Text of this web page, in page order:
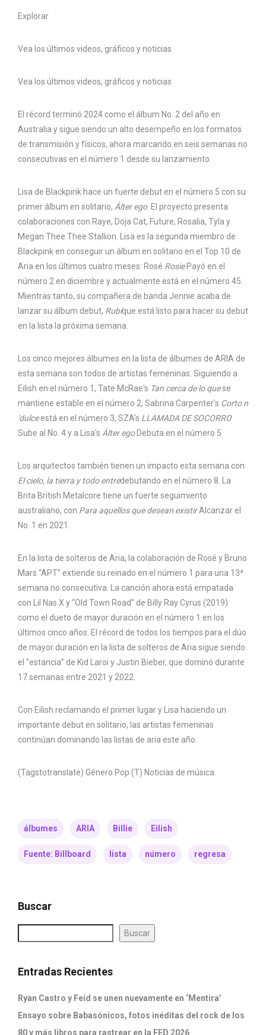
Explorar
Vea los últimos videos, gráficos y noticias
Vea los últimos videos, gráficos y noticias
El récord terminó 2024 como el álbum No. 2 del año en
Australia y sigue siendo un alto desempeño en los formatos
de transmisión y físicos, ahora marcando en seis semanas no
consecutivas en el número 1 desde su lanzamiento.
Lisa de Blackpink hace un fuerte debut en el número 5 con su
primer álbum en solitario, Álter ego. El proyecto presenta
colaboraciones con Raye, Doja Cat, Future, Rosalia, Tyla y
Megan Thee Thee Stallion. Lisa es la segunda miembro de
Blackpink en conseguir un álbum en solitario en el Top 10 de
Aria en los últimos cuatro meses: Rosé RosiePayó en el
número 2 en diciembre y actualmente está en el número 45.
Mientras tanto, su compañera de banda Jennie acaba de
lanzar su álbum debut, Rubíque está listo para hacer su debut
en la lista la próxima semana.
Los cinco mejores álbumes en la lista de álbumes de ARIA de
esta semana son todos de artistas femeninas. Siguiendo a
Eilish en el número 1, Tate McRae's Tan cerca de lo quese
mantiene estable en el número 2, Sabrina Carpenter's Corto n
'dulceestá en el número 3, SZA's LLAMADA DE SOCORRO
Sube al No. 4 y a Lisa's Álter egoDebuta en el número 5.
Los arquitectos también tienen un impacto esta semana con
El cielo, la tierra y todo entredebutando en el número 8. La
Brita British Metalcore tiene un fuerte seguimiento
australiano, con Para aquellos que desean existirAlcanzar el
No. 1 en 2021.
En la lista de solteros de Aria, la colaboración de Rosé y Bruno
Mars “APT” extiende su reinado en el número 1 para una 13ª
semana no consecutiva. La canción ahora está empatada
con Lil Nas X y “Old Town Road” de Billy Ray Cyrus (2019)
como el dueto de mayor duración en el número 1 en los
últimos cinco años. El récord de todos los tiempos para el dúo
de mayor duración en la lista de solteros de Aria sigue siendo
el “estancia” de Kid Laroi y Justin Bieber, que dominó durante
17 semanas entre 2021 y 2022.
Con Eilish reclamando el primer lugar y Lisa haciendo un
importante debut en solitario, las artistas femeninas
continúan dominando las listas de aria este año.
(Tagstotranslate) Género Pop (T) Noticias de música
álbumes ARIA Billie Eilish
Fuente: Billboard lista número regresa
Buscar
Buscar
Entradas Recientes
Ryan Castro y Feid se unen nuevamente en ‘Mentira’
Ensayo sobre Babasónicos, fotos inéditas del rock de los
80 y más libros para rastrear en la FED 2026